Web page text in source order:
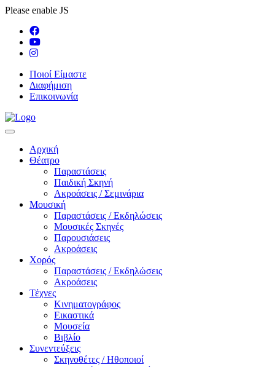
Please enable JS
Ποιοί Είμαστε
Διαφήμιση
Επικοινωνία
Αρχική
Θέατρο
Παραστάσεις
Παιδική Σκηνή
Ακροάσεις / Σεμινάρια
Μουσική
Παραστάσεις / Εκδηλώσεις
Μουσικές Σκηνές
Παρουσιάσεις
Ακροάσεις
Χορός
Παραστάσεις / Εκδηλώσεις
Ακροάσεις
Τέχνες
Κινηματογράφος
Εικαστικά
Μουσεία
Βιβλίο
Συνεντεύξεις
Σκηνοθέτες / Ηθοποιοί